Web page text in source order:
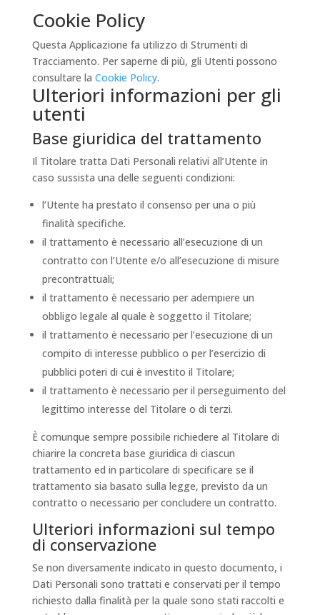
Cookie Policy
Questa Applicazione fa utilizzo di Strumenti di
Tracciamento. Per saperne di più, gli Utenti possono
consultare la Cookie Policy.
Ulteriori informazioni per gli
utenti
Base giuridica del trattamento
Il Titolare tratta Dati Personali relativi all’Utente in
caso sussista una delle seguenti condizioni:
l’Utente ha prestato il consenso per una o più
finalità specifiche.
il trattamento è necessario all’esecuzione di un
contratto con l’Utente e/o all’esecuzione di misure
precontrattuali;
il trattamento è necessario per adempiere un
obbligo legale al quale è soggetto il Titolare;
il trattamento è necessario per l’esecuzione di un
compito di interesse pubblico o per l’esercizio di
pubblici poteri di cui è investito il Titolare;
il trattamento è necessario per il perseguimento del
legittimo interesse del Titolare o di terzi.
È comunque sempre possibile richiedere al Titolare di
chiarire la concreta base giuridica di ciascun
trattamento ed in particolare di specificare se il
trattamento sia basato sulla legge, previsto da un
contratto o necessario per concludere un contratto.
Ulteriori informazioni sul tempo
di conservazione
Se non diversamente indicato in questo documento, i
Dati Personali sono trattati e conservati per il tempo
richiesto dalla finalità per la quale sono stati raccolti e